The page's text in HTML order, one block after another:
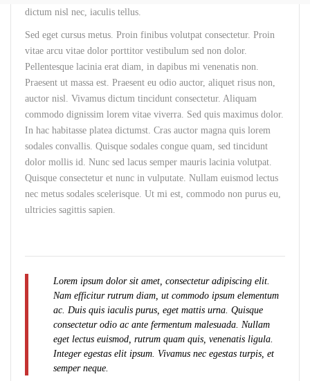
dictum nisl nec, iaculis tellus.
Sed eget cursus metus. Proin finibus volutpat consectetur. Proin
vitae arcu vitae dolor porttitor vestibulum sed non dolor.
Pellentesque lacinia erat diam, in dapibus mi venenatis non.
Praesent ut massa est. Praesent eu odio auctor, aliquet risus non,
auctor nisl. Vivamus dictum tincidunt consectetur. Aliquam
commodo dignissim lorem vitae viverra. Sed quis maximus dolor.
In hac habitasse platea dictumst. Cras auctor magna quis lorem
sodales convallis. Quisque sodales congue quam, sed tincidunt
dolor mollis id. Nunc sed lacus semper mauris lacinia volutpat.
Quisque consectetur et nunc in vulputate. Nullam euismod lectus
nec metus sodales scelerisque. Ut mi est, commodo non purus eu,
ultricies sagittis sapien.
Lorem ipsum dolor sit amet, consectetur adipiscing elit.
Nam efficitur rutrum diam, ut commodo ipsum elementum
ac. Duis quis iaculis purus, eget mattis urna. Quisque
consectetur odio ac ante fermentum malesuada. Nullam
eget lectus euismod, rutrum quam quis, venenatis ligula.
Integer egestas elit ipsum. Vivamus nec egestas turpis, et
semper neque.